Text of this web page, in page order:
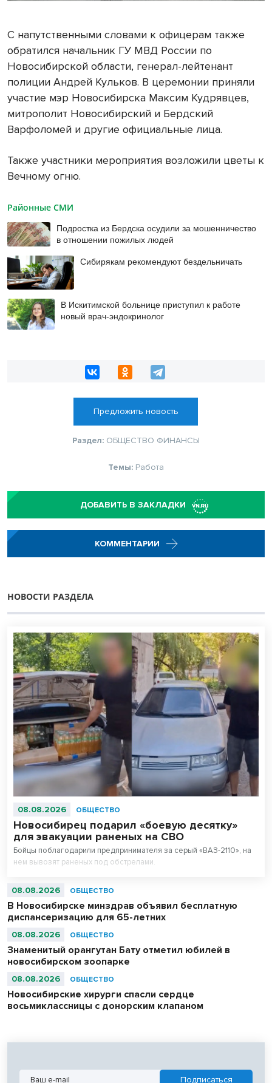
С напутственными словами к офицерам также
обратился начальник ГУ МВД России по
Новосибирской области, генерал-лейтенант
полиции Андрей Кульков. В церемонии приняли
участие мэр Новосибирска Максим Кудрявцев,
митрополит Новосибирский и Бердский
Варфоломей и другие официальные лица.
Также участники мероприятия возложили цветы к
Вечному огню.
Районные СМИ
Подростка из Бердска осудили за мошенничество
в отношении пожилых людей
Сибирякам рекомендуют бездельничать
В Искитимской больнице приступил к работе
новый врач-эндокринолог
Предложить новость
Раздел: ОБЩЕСТВО ФИНАНСЫ
Темы: Работа
ДОБАВИТЬ В ЗАКЛАДКИ
КОММЕНТАРИИ
НОВОСТИ РАЗДЕЛА
08.08.2026 ОБЩЕСТВО
Новосибирец подарил «боевую десятку»
для эвакуации раненых на СВО
Бойцы поблагодарили предпринимателя за серый «ВАЗ-2110», на
нем вывозят раненых под обстрелами.
08.08.2026 ОБЩЕСТВО
В Новосибирске минздрав объявил бесплатную
диспансеризацию для 65-летних
08.08.2026 ОБЩЕСТВО
Знаменитый орангутан Бату отметил юбилей в
новосибирском зоопарке
08.08.2026 ОБЩЕСТВО
Новосибирские хирурги спасли сердце
восьмиклассницы с донорским клапаном